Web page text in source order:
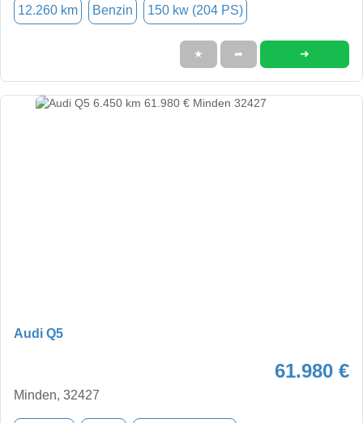
12.260 km Benzin 150 kw (204 PS)
★ ➦ ➜
Audi Q5
61.980 €
Minden, 32427